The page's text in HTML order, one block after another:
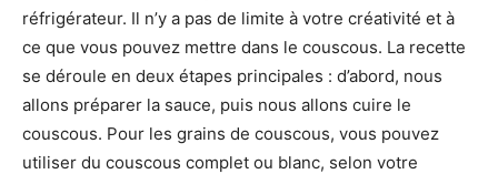
réfrigérateur. Il n’y a pas de limite à votre créativité et à
ce que vous pouvez mettre dans le couscous. La recette
se déroule en deux étapes principales : d’abord, nous
allons préparer la sauce, puis nous allons cuire le
couscous. Pour les grains de couscous, vous pouvez
utiliser du couscous complet ou blanc, selon votre